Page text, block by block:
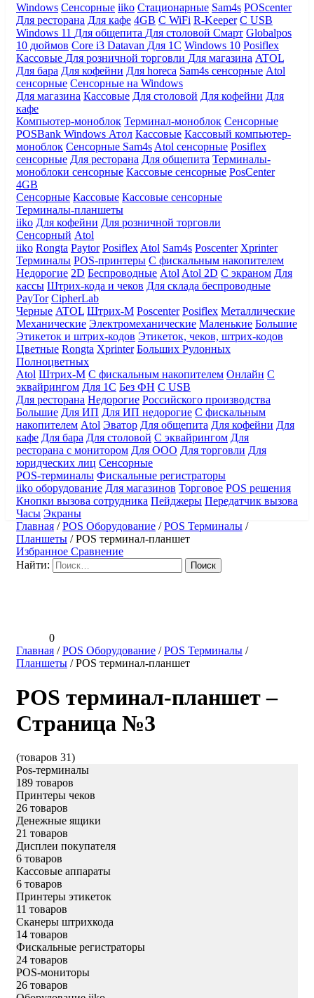
Windows Сенсорные iiko Стационарные Sam4s POScenter
Для ресторана Для кафе 4GB С WiFi R-Keeper С USB
Windows 11 Для общепита Для столовой Смарт Globalpos
10 дюймов Core i3 Datavan Для 1С Windows 10 Posiflex
Кассовые Для розничной торговли Для магазина ATOL
Для бара Для кофейни Для horeca Sam4s сенсорные Atol
сенсорные Сенсорные на Windows
Для магазина Кассовые Для столовой Для кофейни Для
кафе
Компьютер-моноблок Терминал-моноблок Сенсорные
POSBank Windows Атол Кассовые Кассовый компьютер-
моноблок Сенсорные Sam4s Atol сенсорные Posiflex
сенсорные Для ресторана Для общепита Терминалы-
моноблоки сенсорные Кассовые сенсорные PosCenter
4GB
Сенсорные Кассовые Кассовые сенсорные
Терминалы-планшеты
iiko Для кофейни Для розничной торговли
Сенсорный Atol
iiko Rongta Paytor Posiflex Atol Sam4s Poscenter Xprinter
Терминалы POS-принтеры С фискальным накопителем
Недорогие 2D Беспроводные Atol Atol 2D С экраном Для
кассы Штрих-кода и чеков Для склада беспроводные
PayTor CipherLab
Черные ATOL Штрих-М Poscenter Posiflex Металлические
Механические Электромеханические Маленькие Большие
Этикеток и штрих-кодов Этикеток, чеков, штрих-кодов
Цветные Rongta Xprinter Больших Рулонных
Полноцветных
Atol Штрих-М С фискальным накопителем Онлайн С
эквайрингом Для 1С Без ФН С USB
Для ресторана Недорогие Российского производства
Большие Для ИП Для ИП недорогие С фискальным
накопителем Atol Эватор Для общепита Для кофейни Для
кафе Для бара Для столовой С эквайрингом Для
ресторана с монитором Для ООО Для торговли Для
юридческих лиц Сенсорные
POS-терминалы Фискальные регистраторы
iiko оборудование Для магазинов Торговое POS решения
Кнопки вызова сотрудника Пейджеры Передатчик вызова
Часы Экраны
Главная /POS Оборудование /POS Терминалы /
Планшеты /POS терминал-планшет
Избранное Сравнение
Найти:
0
Главная /POS Оборудование /POS Терминалы /
Планшеты /POS терминал-планшет
POS терминал-планшет –
Страница №3
(товаров 31)
Pos-терминалы
189 товаров
Принтеры чеков
26 товаров
Денежные ящики
21 товаров
Дисплеи покупателя
6 товаров
Кассовые аппараты
6 товаров
Принтеры этикеток
11 товаров
Сканеры штрихкода
14 товаров
Фискальные регистраторы
24 товаров
POS-мониторы
26 товаров